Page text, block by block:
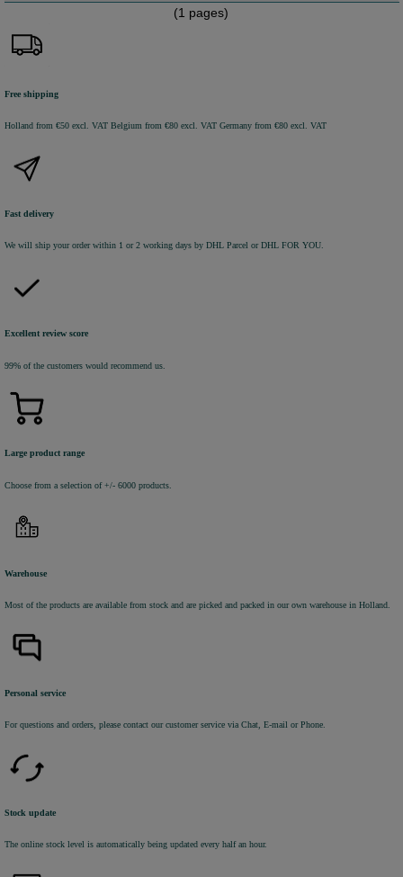
(1 pages)
Free shipping
Holland from €50 excl. VATBelgium from €80 excl. VATGermany from €80 excl. VAT
Fast delivery
We will ship your order within 1 or 2 working days by DHL Parcel or DHL FOR YOU.
Excellent review score
99% of the customers would recommend us.
Large product range
Choose from a selection of +/- 6000 products.
Warehouse
Most of the products are available from stock and are picked and packed in our own warehouse in Holland.
Personal service
For questions and orders, please contact our customer service via Chat, E-mail or Phone.
Stock update
The online stock level is automatically being updated every half an hour.